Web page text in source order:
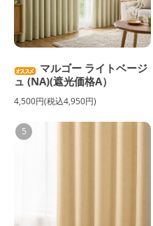
マルゴー ライトベージ
ュ (NA)(遮光価格A）
4,500円(税込4,950円)
5